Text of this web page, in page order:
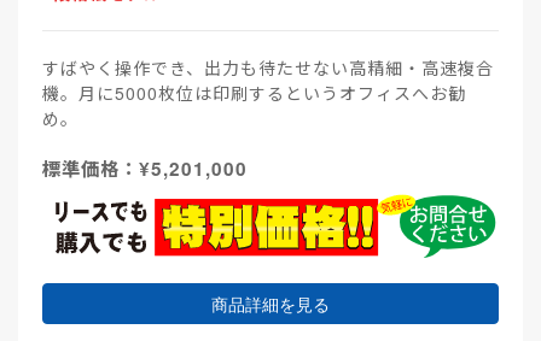
すばやく操作でき、出力も待たせない高精細・高速複合
機。月に5000枚位は印刷するというオフィスへお勧
め。
標準価格：¥5,201,000
商品詳細を見る